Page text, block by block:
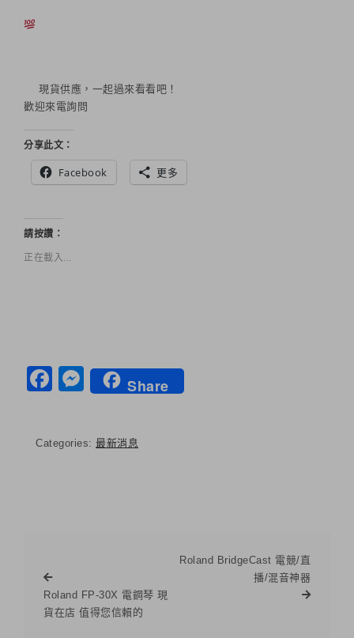
現貨供應，一起過來看看吧！
歡迎來電詢問
分享此文：
Facebook 更多
請按讚：
正在載入...
Facebook
Messenger
Share
Categories: 最新消息
Roland FP-30X 電鋼琴 現
貨在店 值得您信賴的
Roland BridgeCast 電競/直
播/混音神器